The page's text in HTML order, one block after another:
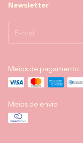
Newsletter
Meios de pagamento
Meios de envio